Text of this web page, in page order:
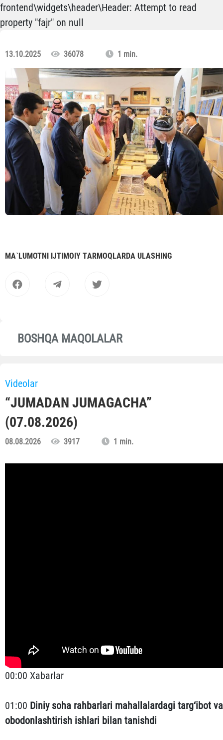
frontend\widgets\header\Header: Attempt to read
property "fajr" on null
13.10.2025 36078 1 min.
MА`LUMOTNI IJTIMOIY TАRMOQLАRDА ULАSHING
BOSHQA MAQOLALAR
Videolar
“JUMADAN JUMAGACHA”
(07.08.2026)
08.08.2026 3917 1 min.
00:00 Xabarlar
01:00 Diniy soha rahbarlari mahallalardagi targ‘ibot va
obodonlashtirish ishlari bilan tanishdi